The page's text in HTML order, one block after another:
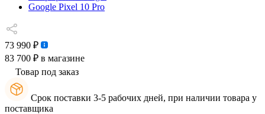
Google Pixel 10 Pro
73 990 ₽
83 700 ₽ в магазине
Товар под заказ
Срок поставки 3-5 рабочих дней, при наличии товара у
поставщика